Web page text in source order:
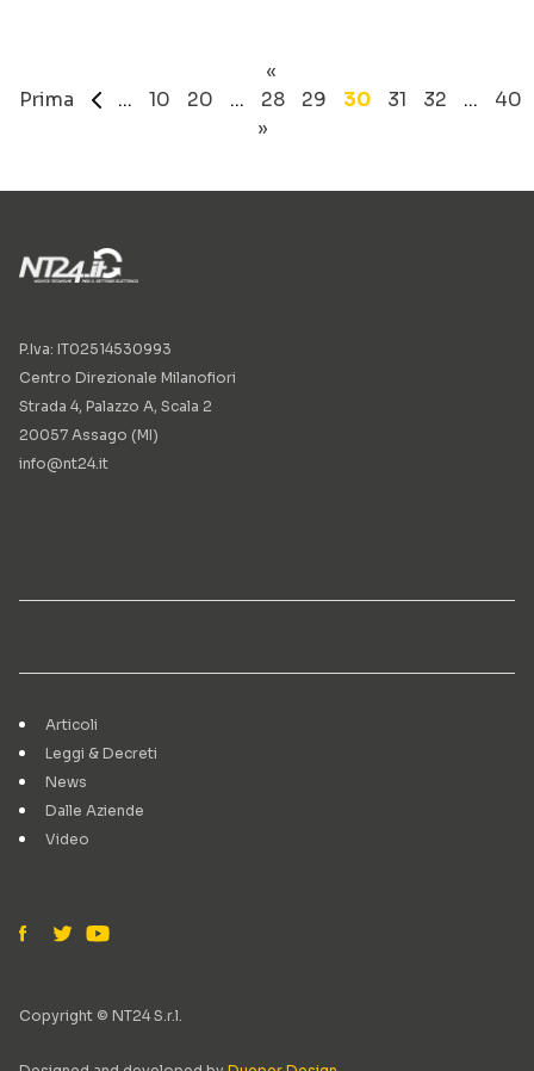
«
Prima
« ... 10 20 ... 28 29 30 31 32 ...
40
»
P.Iva: IT02514530993
Centro Direzionale Milanofiori
Strada 4, Palazzo A, Scala 2
20057 Assago (MI)
info@nt24.it
Articoli
Leggi & Decreti
News
Dalle Aziende
Video
Copyright © NT24 S.r.l.